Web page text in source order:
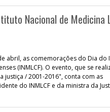
Nacional de Medicina
abril, as comemorações do Dia do
(INMLCF). O evento, que se
justiça / 2001-2016", conta com as
do INMLCF e da ministra da